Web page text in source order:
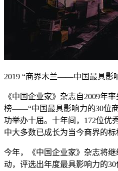
2019 “商界木兰——中国最具影
《中国企业家》杂志自2009年
榜——“中国最具影响力的30位
功举办十届。十年间，172位优
中大多数已成长为当今商界的标
今年，《中国企业家》杂志将
动，评选出年度最具影响力的